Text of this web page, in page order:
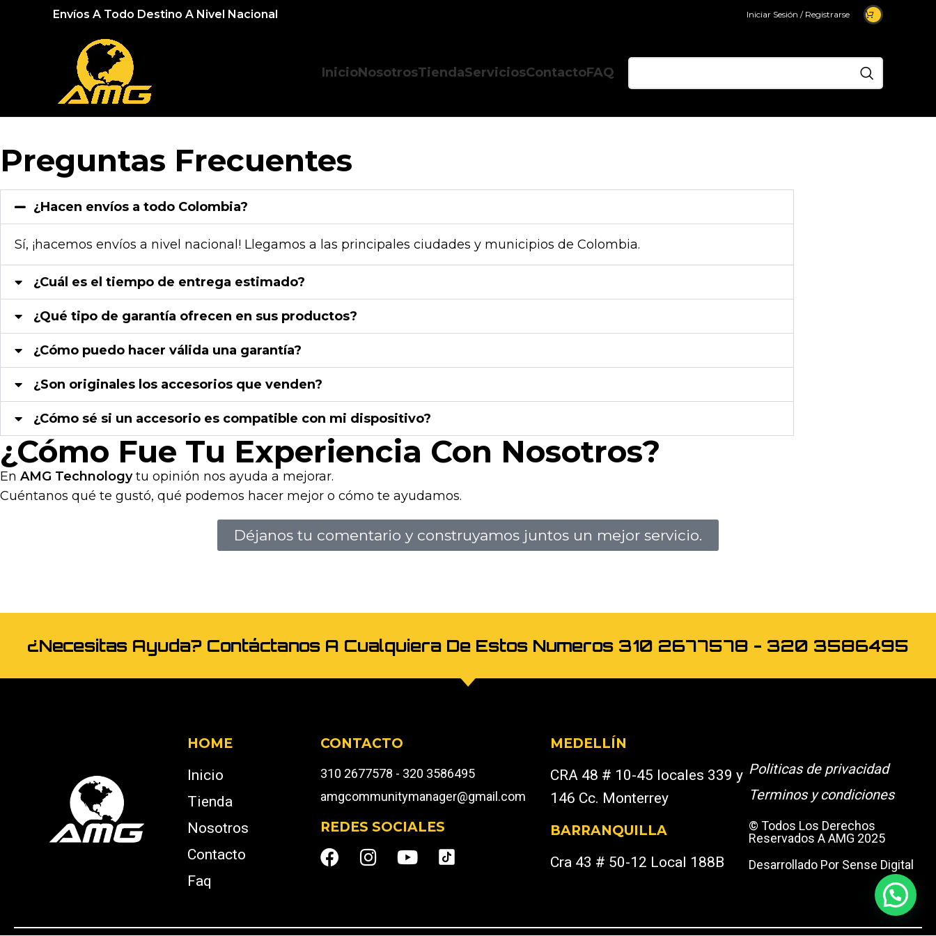
Envíos A Todo Destino A Nivel Nacional Iniciar Sesión / Registrarse
InicioNosotrosTiendaServiciosContactoFAQ
Preguntas Frecuentes
¿Hacen envíos a todo Colombia?
Sí, ¡hacemos envíos a nivel nacional! Llegamos a las principales ciudades y municipios de Colombia.
¿Cuál es el tiempo de entrega estimado?
¿Qué tipo de garantía ofrecen en sus productos?
¿Cómo puedo hacer válida una garantía?
¿Son originales los accesorios que venden?
¿Cómo sé si un accesorio es compatible con mi dispositivo?
¿Cómo Fue Tu Experiencia Con Nosotros?
En AMG Technologytu opinión nos ayuda a mejorar.
Cuéntanos qué te gustó, qué podemos hacer mejor o cómo te ayudamos.
Déjanos tu comentario y construyamos juntos un mejor servicio.
¿Necesitas Ayuda? Contáctanos A Cualquiera De Estos Numeros 310 2677578 - 320 3586495
HOME
Inicio
Tienda
Nosotros
Contacto
Faq
CONTACTO
310 2677578 - 320 3586495
amgcommunitymanager@gmail.com
REDES SOCIALES
MEDELLÍN
CRA 48 # 10-45 locales 339 y
146 Cc. Monterrey
BARRANQUILLA
Cra 43 # 50-12 Local 188B
Politicas de privacidad
Terminos y condiciones
© Todos Los Derechos
Reservados A AMG 2025
Desarrollado Por Sense Digital